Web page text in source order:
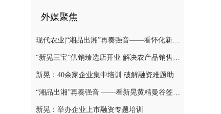
外媒聚焦
现代农业|“湘品出湘”再奏强音——看怀化新晃黄精曼谷签单背后的“强链密码”
“新晃三宝”供销臻选店开业 解决农产品销售难题
新晃：40余家企业集中培训 破解融资难题助力发展
“湘品出湘”再奏强音 ——看新晃黄精曼谷签单背后的“强链密码”
新晃：举办企业上市融资专题培训